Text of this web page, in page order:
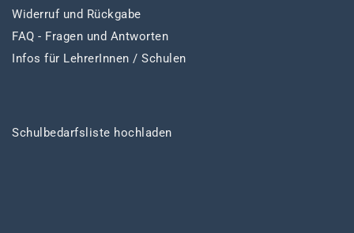
Widerruf und Rückgabe
FAQ - Fragen und Antworten
Infos für LehrerInnen / Schulen
Schulbedarfsliste hochladen